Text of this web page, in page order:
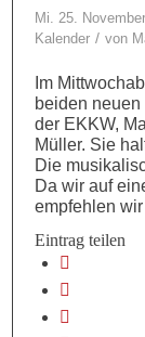
Mi. 25.
Kalender / von
Im
beiden
der EKKW,
Müller. Sie
Die
Da wir auf
empfehlen
Eintrag teilen